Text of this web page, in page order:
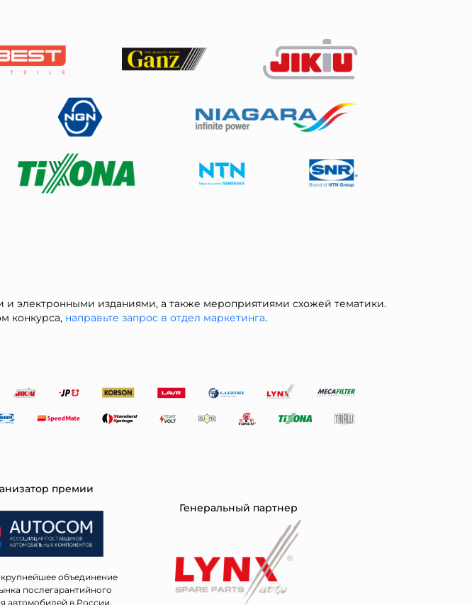
электронными изданиями, а также мероприятиями схожей тематики.
конкурса, направьте запрос в отдел маркетинга.
премии
объединение
послегарантийного
автомобилей в России.
Генеральный партнер